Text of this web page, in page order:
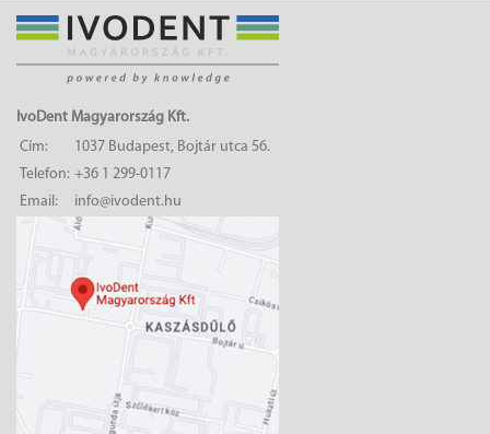
IvoDent Magyarország Kft.
Cím:
1037 Budapest, Bojtár utca 56.
Telefon: +36 1 299-0117
Email:
info@ivodent.hu